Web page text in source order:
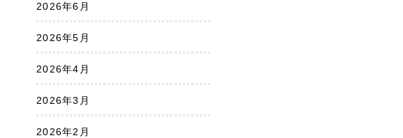
2026年6月
2026年5月
2026年4月
2026年3月
2026年2月